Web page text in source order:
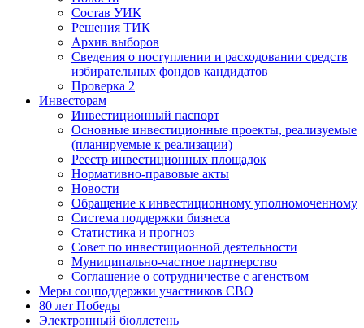
Состав УИК
Решения ТИК
Архив выборов
Сведения о поступлении и расходовании средств
избирательных фондов кандидатов
Проверка 2
Инвесторам
Инвестиционный паспорт
Основные инвестиционные проекты, реализуемые
(планируемые к реализации)
Реестр инвестиционных площадок
Нормативно-правовые акты
Новости
Обращение к инвестиционному уполномоченному
Система поддержки бизнеса
Статистика и прогноз
Совет по инвестиционной деятельности
Муниципально-частное партнерство
Соглашение о сотрудничестве с агенством
Меры соцподдержки участников СВО
80 лет Победы
Электронный бюллетень